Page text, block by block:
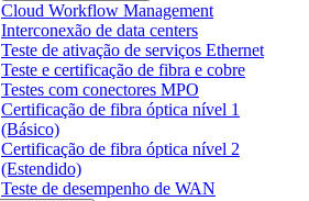
Cloud Workflow Management
Interconexão de data centers
Teste de ativação de serviços Ethernet
Teste e certificação de fibra e cobre
Testes com conectores MPO
Certificação de fibra óptica nível 1
(Básico)
Certificação de fibra óptica nível 2
(Estendido)
Teste de desempenho de WAN